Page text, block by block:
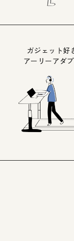
ガジェット好
アーリーアダ